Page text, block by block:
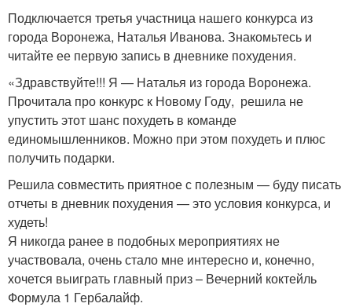
Подключается третья участница нашего конкурса из
города Воронежа, Наталья Иванова. Знакомьтесь и
читайте ее первую запись в дневнике похудения.
«Здравствуйте!!! Я — Наталья из города Воронежа.
Прочитала про конкурс к Новому Году, решила не
упустить этот шанс похудеть в команде
единомышленников. Можно при этом похудеть и плюс
получить подарки.
Решила совместить приятное с полезным — буду писать
отчеты в дневник похудения — это условия конкурса, и
худеть!
Я никогда ранее в подобных мероприятиях не
участвовала, очень стало мне интересно и, конечно,
хочется выиграть главный приз – Вечерний коктейль
Формула 1 Гербалайф.